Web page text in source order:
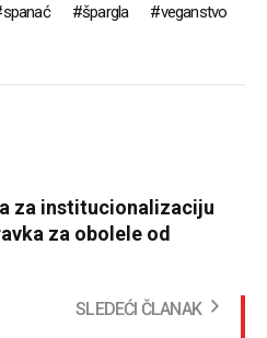
spanać špargla
veganstvo
za institucionalizaciju
za obolele od
SLEDEĆI ČLANAK